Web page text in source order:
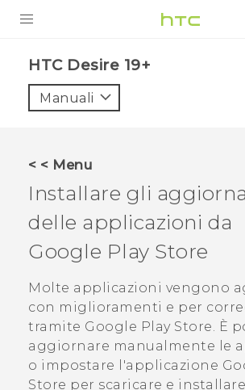
VIVE
VIVERSE
ASSISTENZA
Accessori e dispositivi HTC
Accesso
‎HTC Desire 19+‎‎
Manuali
< < Menu
Installare gli
delle applicazioni da
Google Play Store
Molte applicazioni vengono
con miglioramenti e per
tramite Google Play Store. È
aggiornare manualmente le
o impostare l'applicazione
Store per scaricare e installare